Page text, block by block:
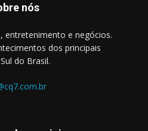
nós
entretenimento e negócios.
dos principais
do Brasil.